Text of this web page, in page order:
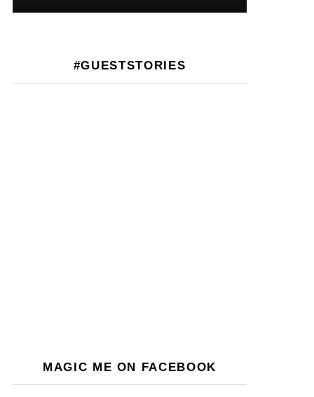
#GUESTSTORIES
MAGIC ME ON FACEBOOK